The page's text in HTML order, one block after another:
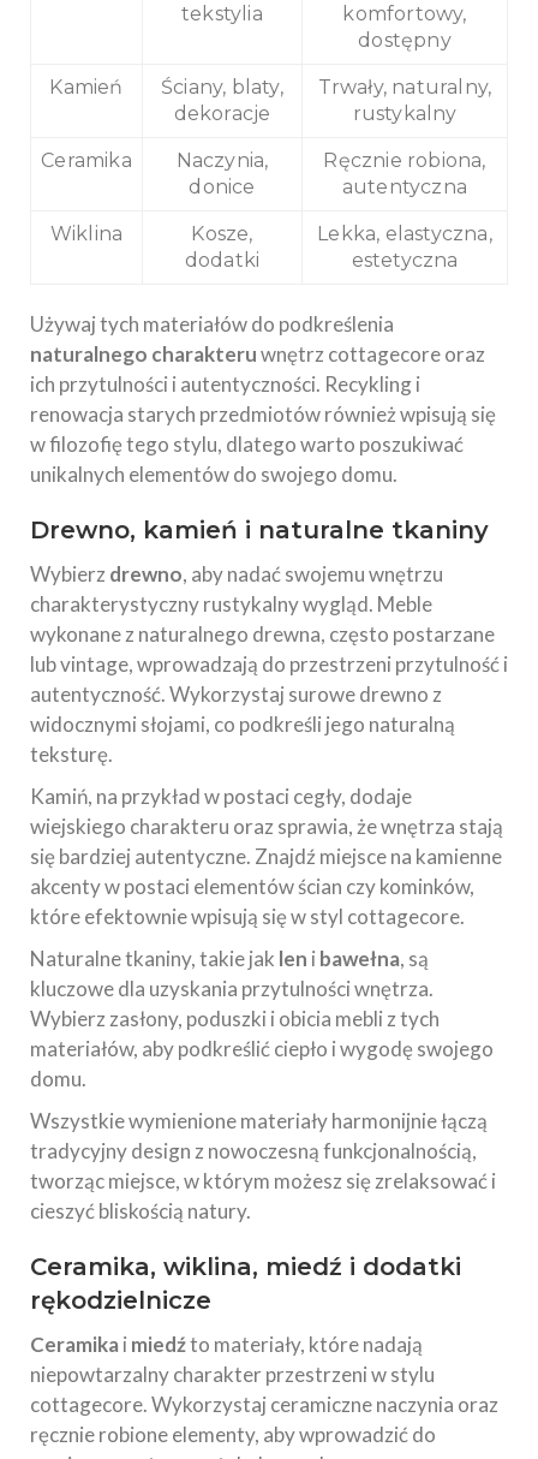
tekstylia
komfortowy,
dostępny
Kamień
Ściany, blaty,
dekoracje
Trwały, naturalny,
rustykalny
Ceramika
Naczynia,
donice
Ręcznie robiona,
autentyczna
Wiklina
Kosze,
dodatki
Lekka, elastyczna,
estetyczna
Używaj tych materiałów do podkreślenia
naturalnego charakteruwnętrz cottagecore oraz
ich przytulności i autentyczności. Recykling i
renowacja starych przedmiotów również wpisują się
w filozofię tego stylu, dlatego warto poszukiwać
unikalnych elementów do swojego domu.
Drewno, kamień i naturalne tkaniny
Wybierz drewno, aby nadać swojemu wnętrzu
charakterystyczny rustykalny wygląd. Meble
wykonane z naturalnego drewna, często postarzane
lub vintage, wprowadzają do przestrzeni przytulność i
autentyczność. Wykorzystaj surowe drewno z
widocznymi słojami, co podkreśli jego naturalną
teksturę.
Kamiń, na przykład w postaci cegły, dodaje
wiejskiego charakteru oraz sprawia, że wnętrza stają
się bardziej autentyczne. Znajdź miejsce na kamienne
akcenty w postaci elementów ścian czy kominków,
które efektownie wpisują się w styl cottagecore.
Naturalne tkaniny, takie jak len i bawełna, są
kluczowe dla uzyskania przytulności wnętrza.
Wybierz zasłony, poduszki i obicia mebli z tych
materiałów, aby podkreślić ciepło i wygodę swojego
domu.
Wszystkie wymienione materiały harmonijnie łączą
tradycyjny design z nowoczesną funkcjonalnością,
tworząc miejsce, w którym możesz się zrelaksować i
cieszyć bliskością natury.
Ceramika, wiklina, miedź i dodatki
rękodzielnicze
Ceramikai miedźto materiały, które nadają
niepowtarzalny charakter przestrzeni w stylu
cottagecore. Wykorzystaj ceramiczne naczynia oraz
ręcznie robione elementy, aby wprowadzić do